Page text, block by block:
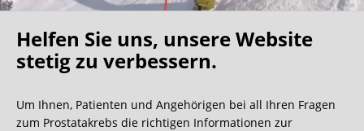
Oh what a ride!
Wir bekommen ja viele tolle Gästebucheinträge,
Helfen Sie uns, unsere Website
stetig zu verbessern.
Um Ihnen, Patienten und Angehörigen bei all Ihren Fragen
zum Prostatakrebs die richtigen Informationen zur